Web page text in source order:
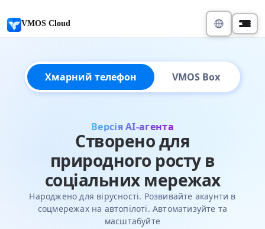
VMOS Cloud
Хмарний телефон VMOS Box
Версія AI-агента
Створено для
природного росту в
соціальних мережах
Народжено для вірусності. Розвивайте акаунти в
соцмережах на автопілоті. Автоматизуйте та
масштабуйте